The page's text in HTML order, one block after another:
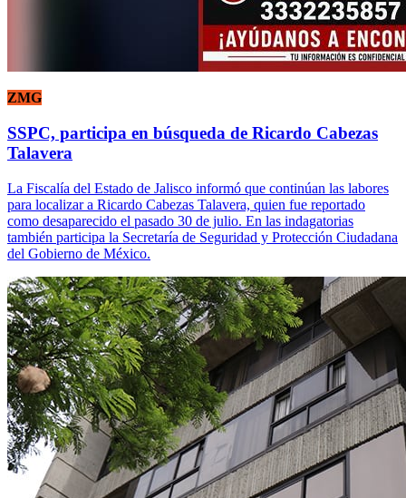
ZMG
SSPC, participa en búsqueda de Ricardo Cabezas
Talavera
La Fiscalía del Estado de Jalisco informó que continúan las labores
para localizar a Ricardo Cabezas Talavera, quien fue reportado
como desaparecido el pasado 30 de julio. En las indagatorias
también participa la Secretaría de Seguridad y Protección Ciudadana
del Gobierno de México.